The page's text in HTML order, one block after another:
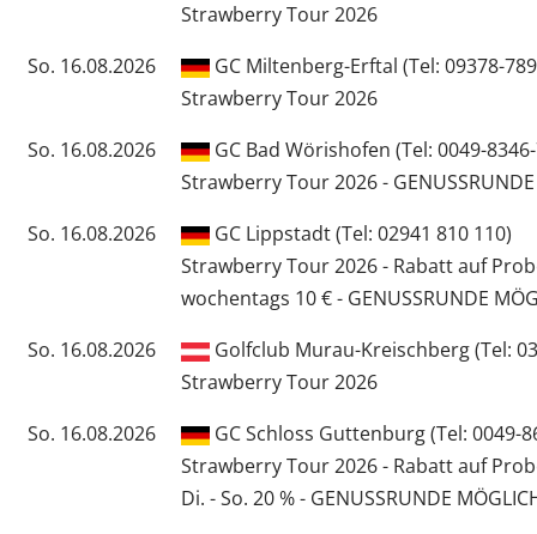
Strawberry Tour 2026
So. 16.08.2026
GC Miltenberg-Erftal (Tel: 09378-
Strawberry Tour 2026
So. 16.08.2026
GC Bad Wörishofen (Tel: 0049-
Strawberry Tour 2026 -
So. 16.08.2026
GC Lippstadt (Tel: 02941 810 110)
Strawberry Tour 2026 - Rabatt auf
wochentags 10 € - GENUSSRUNDE
So. 16.08.2026
Golfclub Murau-Kreischberg (Tel:
Strawberry Tour 2026
So. 16.08.2026
GC Schloss Guttenburg (Tel: 0049-
Strawberry Tour 2026 - Rabatt auf
Di. - So. 20 % - GENUSSRUNDE